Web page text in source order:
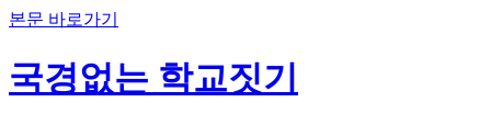
본문 바로가기
국경없는 학교짓기